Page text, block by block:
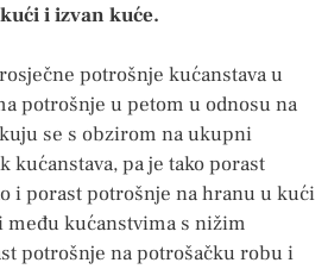
i izvan kuće.
potrošnje kućanstava u
potrošnje u petom u odnosu na
se s obzirom na ukupni
kućanstava, pa je tako porast
i porast potrošnje na hranu u kući
kućanstvima s nižim
potrošnje na potrošačku robu i